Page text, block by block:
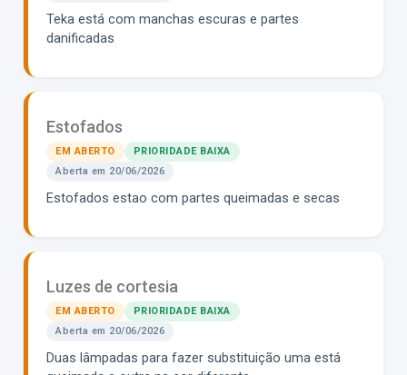
Teka está com manchas escuras e partes
danificadas
Estofados
EM ABERTO
PRIORIDADE BAIXA
Aberta em 20/06/2026
Estofados estao com partes queimadas e secas
Luzes de cortesia
EM ABERTO
PRIORIDADE BAIXA
Aberta em 20/06/2026
Duas lâmpadas para fazer substituição uma está